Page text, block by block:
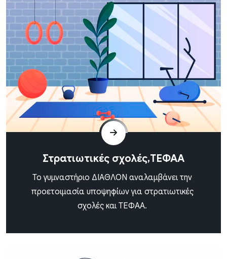
Στρατιωτικές σχολές,ΤΕΦΑΑ
Το γυμναστήριο ΔΙΑΘΛΟΝ αναλαμβάνει την
προετοιμασία υποψηφίων για στρατιωτικές
σχολές και ΤΕΦΑΑ.